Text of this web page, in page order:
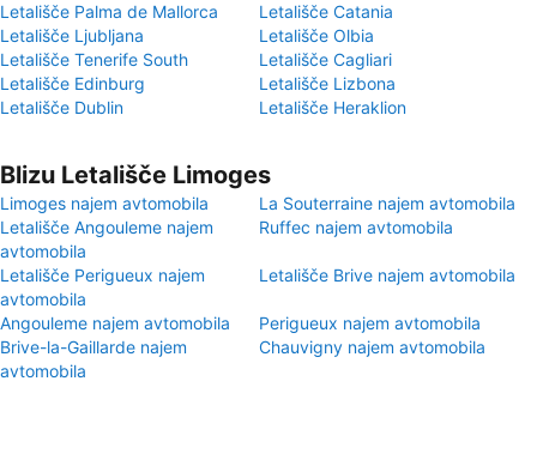
Letališče Palma de Mallorca
Letališče Catania
Letališče Ljubljana
Letališče Olbia
Letališče Tenerife South
Letališče Cagliari
Letališče Edinburg
Letališče Lizbona
Letališče Dublin
Letališče Heraklion
Blizu Letališče Limoges
Limoges najem avtomobila
La Souterraine najem avtomobila
Letališče Angouleme najem
avtomobila
Ruffec najem avtomobila
Letališče Perigueux najem
avtomobila
Letališče Brive najem avtomobila
Angouleme najem avtomobila
Perigueux najem avtomobila
Brive-la-Gaillarde najem
avtomobila
Chauvigny najem avtomobila